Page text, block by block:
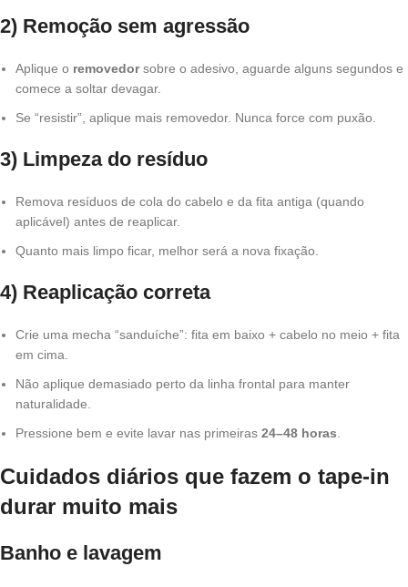
2) Remoção sem agressão
Aplique o removedorsobre o adesivo, aguarde alguns segundos e
comece a soltar devagar.
Se “resistir”, aplique mais removedor. Nunca force com puxão.
3) Limpeza do resíduo
Remova resíduos de cola do cabelo e da fita antiga (quando
aplicável) antes de reaplicar.
Quanto mais limpo ficar, melhor será a nova fixação.
4) Reaplicação correta
Crie uma mecha “sanduíche”: fita em baixo + cabelo no meio + fita
em cima.
Não aplique demasiado perto da linha frontal para manter
naturalidade.
Pressione bem e evite lavar nas primeiras 24–48 horas
Cuidados diários que fazem o tape-in
durar muito mais
Banho e lavagem